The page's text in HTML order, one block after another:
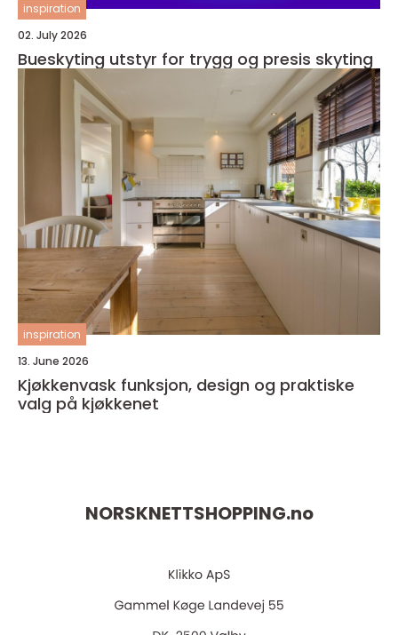
inspiration
02. July 2026
Bueskyting utstyr for trygg og presis skyting
inspiration
13. June 2026
Kjøkkenvask funksjon, design og praktiske
valg på kjøkkenet
NORSKNETTSHOPPING.no